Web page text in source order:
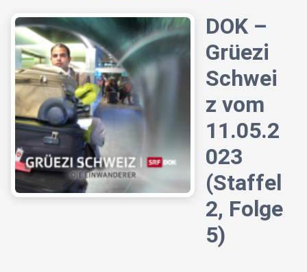
DOK –
Grüezi
Schwei
z vom
11.05.2
023
(Staffel
2, Folge
5)